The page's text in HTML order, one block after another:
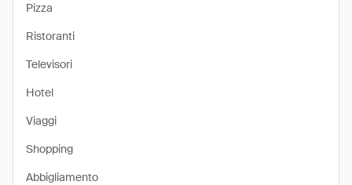
Pizza
Ristoranti
Televisori
Hotel
Viaggi
Shopping
Abbigliamento